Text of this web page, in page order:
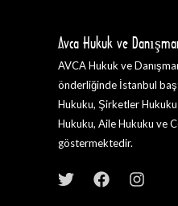
Avca Hukuk ve
AVCA Hukuk ve
önderliğinde İstanbul
Hukuku, Şirketler
Hukuku, Aile Hukuku ve
göstermektedir.